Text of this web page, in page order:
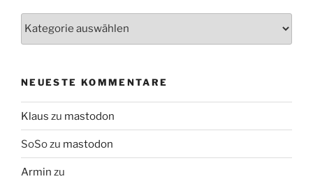
NEUESTE KOMMENTARE
Klaus zu mastodon
SoSozu mastodon
Armin zu